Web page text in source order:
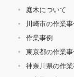
庭木について
川崎市の作業
作業事例
東京都の作業事
神奈川県の作